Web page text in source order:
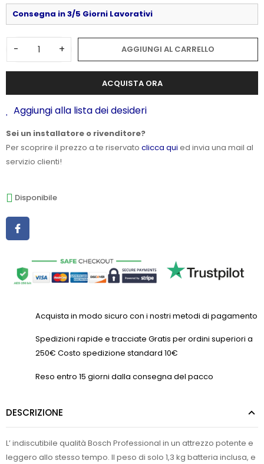
Consegna in 3/5 Giorni Lavorativi
- + AGGIUNGI AL CARRELLO
ACQUISTA ORA
Aggiungi alla lista dei desideri
Sei un installatore o rivenditore?
Per scoprire il prezzo a te riservato clicca qui ed invia una mail al
servizio clienti!
Disponibile
Acquista in modo sicuro con i nostri metodi di pagamento
Spedizioni rapide e tracciate Gratis per ordini superiori a
250€ Costo spedizione standard 10€
Reso entro 15 giorni dalla consegna del pacco
DESCRIZIONE
L’ indiscutibile qualità Bosch Professional in un attrezzo potente e
leggero allo stesso tempo. Il peso di solo 1,3 kg batteria inclusa, e